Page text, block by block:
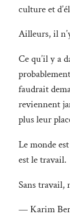
culture et
Ailleurs, il
Ce qu’il y a
faudrait
reviennent
plus leur
Le monde
est le travail.
Sans travail,
— Karim